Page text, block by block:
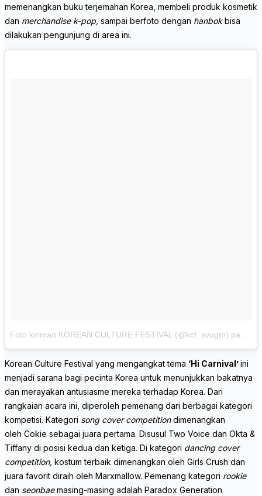
memenangkan buku terjemahan Korea, membeli produk kosmetik
dan merchandise k-pop, sampai berfoto dengan hanbokbisa
dilakukan pengunjung di area ini.
Foto kiriman KOREAN CULTURE FESTIVAL (@kcf_svugm) pada
Korean Culture Festival yang mengangkat tema ‘Hi Carnival’ini
menjadi sarana bagi pecinta Korea untuk menunjukkan bakatnya
dan merayakan antusiasme mereka terhadap Korea. Dari
rangkaian acara ini, diperoleh pemenang dari berbagai kategori
kompetisi. Kategori song cover competitiondimenangkan
oleh Cokie sebagai juara pertama. Disusul Two Voice dan Okta &
Tiffany di posisi kedua dan ketiga. Di kategori dancing cover
competition, kostum terbaik dimenangkan oleh Girls Crush dan
juara favorit diraih oleh Marxmallow. Pemenang kategori rookie
dan seonbaemasing-masing adalah Paradox Generation